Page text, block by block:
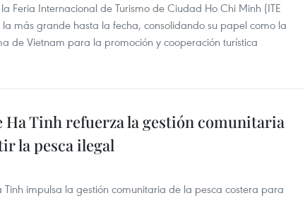
Feria Internacional de Turismo de Ciudad Ho Chi Minh (ITE
más grande hasta la fecha, consolidando su papel como la
de Vietnam para la promoción y cooperación turística
Ha Tinh refuerza la gestión comunitaria
la pesca ilegal
Tinh impulsa la gestión comunitaria de la pesca costera para